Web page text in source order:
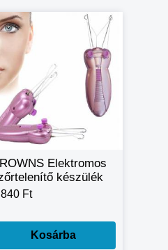
Elektromos
készülék
2777
Ft
Kosárba